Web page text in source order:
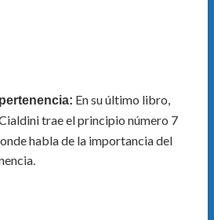
En su último libro,
trae el principio número 7
habla de la importancia del